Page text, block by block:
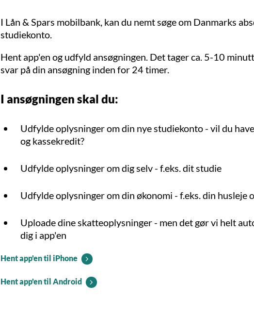
I Lån & Spars mobilbank, kan du nemt søge om Danmarks
studiekonto.
Hent app'en og udfyld ansøgningen. Det tager ca. 5-10
svar på din ansøgning inden for 24 timer.
I ansøgningen skal du:
Udfylde oplysninger om din nye studiekonto - vil du
og kassekredit?
Udfylde oplysninger om dig selv - f.eks. dit studie
Udfylde oplysninger om din økonomi - f.eks. din husleje
Uploade dine skatteoplysninger - men det gør vi helt
dig i app'en
Hent app'en til iPhone
Hent app'en til Android